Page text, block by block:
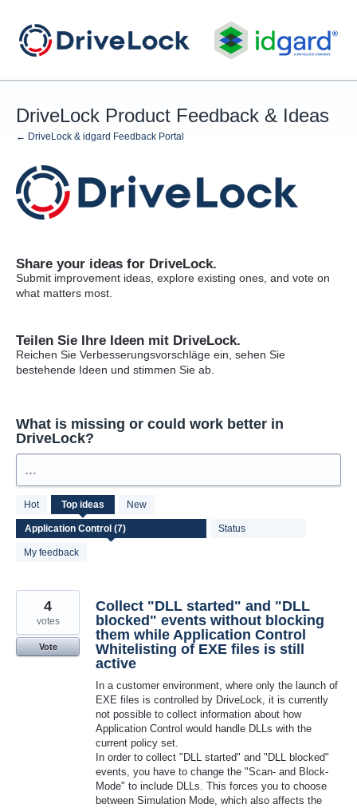
to
content
DriveLock Product Feedback & Ideas
← DriveLock & idgard Feedback Portal
Share your ideas for DriveLock.
Submit improvement ideas, explore existing ones, and vote on
what matters most.
Teilen Sie Ihre Ideen mit DriveLock.
Reichen Sie Verbesserungsvorschläge ein, sehen Sie
bestehende Ideen und stimmen Sie ab.
What is missing or could work better in
DriveLock?
...
Hot Top ideas New
Status
My feedback
results
found
Collect "DLL started" and "DLL
blocked" events without blocking
them while Application Control
Whitelisting of EXE files is still
active
In a customer environment, where only the launch of
EXE files is controlled by DriveLock, it is currently
not possible to collect information about how
Application Control would handle DLLs with the
current policy set.
In order to collect "DLL started" and "DLL blocked"
events, you have to change the "Scan- and Block-
Mode" to include DLLs. This forces you to choose
between Simulation Mode, which also affects the
4
votes
Vote